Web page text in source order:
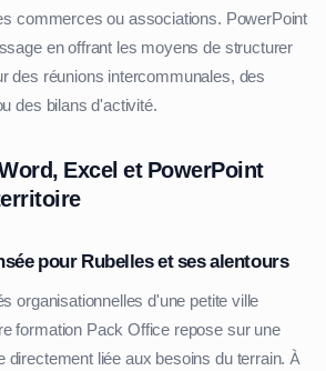
commerces ou associations. PowerPoint
en offrant les moyens de structurer
des réunions intercommunales, des
des bilans d'activité.
Excel et PowerPoint
pour Rubelles et ses alentours
organisationnelles d'une petite ville
formation Pack Office repose sur une
directement liée aux besoins du terrain. À